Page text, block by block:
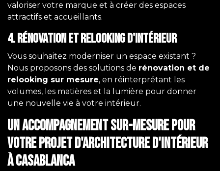
valoriser votre marque et à créer des espaces
attractifs et accueillants.
4. Rénovation et relooking d'intérieur
Vous souhaitez moderniser un espace existant ?
Nous proposons des solutions de rénovation et de
relooking sur mesure, en réinterprétant les
volumes, les matières et la lumière pour donner
une nouvelle vie à votre intérieur.
Un accompagnement sur-mesure pour
votre projet d'architecture d'intérieur
à Casablanca